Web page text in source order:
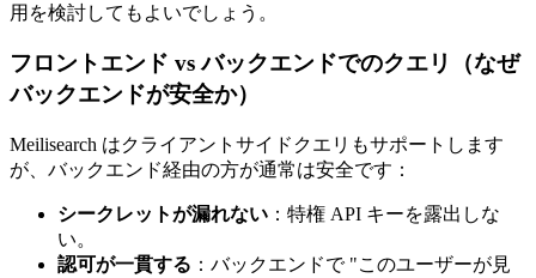
用を検討してもよいでしょう。
フロントエンド vs バックエンドでのクエリ（なぜ
バックエンドが安全か）
Meilisearch はクライアントサイドクエリもサポートします
が、バックエンド経由の方が通常は安全です：
シークレットが漏れない ：特権 API キーを露出しな
い。
認可が一貫する ：バックエンドで "このユーザーが見